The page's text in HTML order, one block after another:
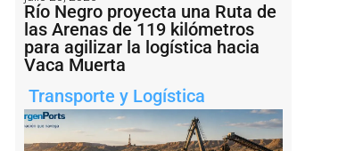
Río Negro proyecta una Ruta de
las Arenas de 119 kilómetros
para agilizar la logística hacia
Vaca Muerta
Transporte y Logística